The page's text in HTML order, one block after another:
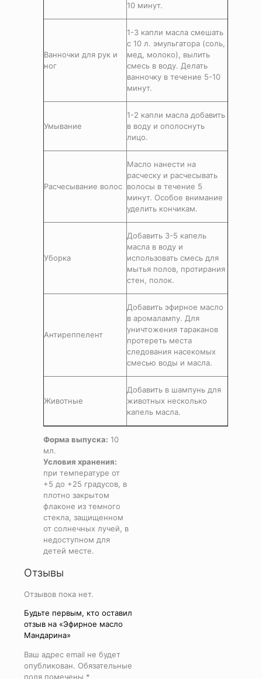
10 минут.
Ванночки для рук и
ног
1-3 капли масла смешать
с 10 л. эмульгатора (соль,
мед, молоко), вылить
смесь в воду. Делать
ванночку в течение 5-10
минут.
Умывание
1-2 капли масла добавить
в воду и ополоснуть
лицо.
Расчесывание волос
Масло нанести на
расческу и расчесывать
волосы в течение 5
минут. Особое внимание
уделить кончикам.
Уборка
Добавить 3-5 капель
масла в воду и
использовать смесь для
мытья полов, протирания
стен, полок.
Антиреппелент
Добавить эфирное масло
в аромалампу. Для
уничтожения тараканов
протереть места
следования насекомых
смесью воды и масла.
Животные
Добавить в шампунь для
животных несколько
капель масла.
Форма выпуска: 10
мл.
Условия хранения:
при температуре от
+5 до +25 градусов, в
плотно закрытом
флаконе из темного
стекла, защищенном
от солнечных лучей, в
недоступном для
детей месте.
Отзывы
Отзывов пока нет.
Будьте первым, кто оставил
отзыв на «Эфирное масло
Мандарина»
Ваш адрес email не будет
опубликован. Обязательные
поля помечены *